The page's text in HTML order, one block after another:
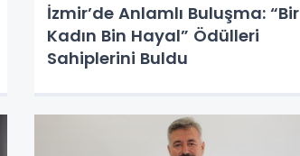
İzmir’de Anlamlı Buluşma: “Bir
Kadın Bin Hayal” Ödülleri
Sahiplerini Buldu